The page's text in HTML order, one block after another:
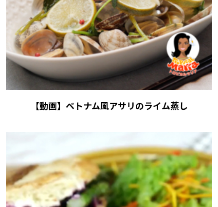
【動画】ベトナム風アサリのライム蒸し